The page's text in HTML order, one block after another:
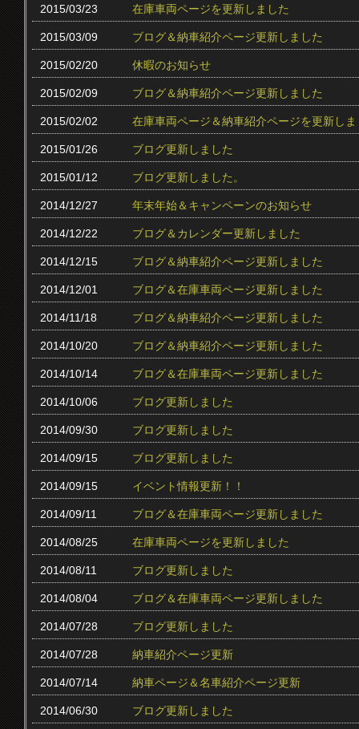
2015/03/23 在庫車両ページを更新しました
2015/03/09 ブログ＆納車紹介ページ更新しました
2015/02/20 休暇のお知らせ
2015/02/09 ブログ＆納車紹介ページ更新しました
2015/02/02 在庫車両ページ＆納車紹介ページを更新し
2015/01/26 ブログ更新しました
2015/01/12 ブログ更新しました。
2014/12/27 年末年始＆キャンペーンのお知らせ
2014/12/22 ブログ＆カレンダー更新しました
2014/12/15 ブログ＆納車紹介ページ更新しました
2014/12/01 ブログ＆在庫車両ページ更新しました
2014/11/18 ブログ＆納車紹介ページ更新しました
2014/10/20 ブログ＆納車紹介ページ更新しました
2014/10/14 ブログ＆在庫車両ページ更新しました
2014/10/06 ブログ更新しました
2014/09/30 ブログ更新しました
2014/09/15 ブログ更新しました
2014/09/15 イベント情報更新！！
2014/09/11 ブログ＆在庫車両ページ更新しました
2014/08/25 在庫車両ページを更新しました
2014/08/11 ブログ更新しました
2014/08/04 ブログ＆在庫車両ページ更新しました
2014/07/28 ブログ更新しました
2014/07/28 納車紹介ページ更新
2014/07/14 納車ページ＆名車紹介ページ更新
2014/06/30 ブログ更新しました